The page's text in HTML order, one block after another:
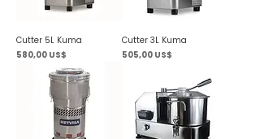
Cutter 5L Kuma
Precio
580,00 US$
Cutter 3L Kuma
Precio
505,00 US$